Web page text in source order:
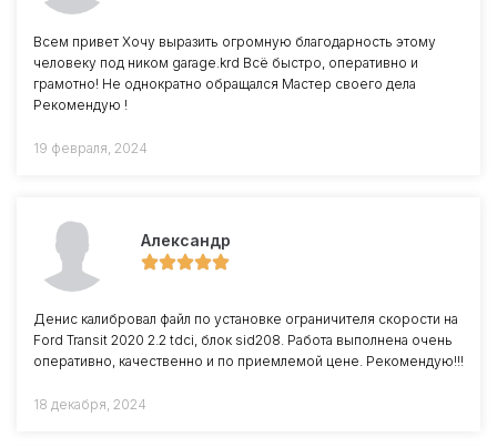
Всем привет Хочу выразить огромную благодарность этому
человеку под ником garage.krd Всё быстро, оперативно и
грамотно! Не однократно обращался Мастер своего дела
Рекомендую !
19 февраля, 2024
Александр
Денис калибровал файл по установке ограничителя скорости на
Ford Transit 2020 2.2 tdci, блок sid208. Работа выполнена очень
оперативно, качественно и по приемлемой цене. Рекомендую!!!
18 декабря, 2024